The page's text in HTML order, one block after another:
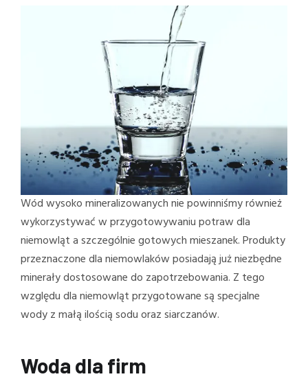
Wód wysoko mineralizowanych nie powinniśmy również
wykorzystywać w przygotowywaniu potraw dla
niemowląt a szczególnie gotowych mieszanek. Produkty
przeznaczone dla niemowlaków posiadają już niezbędne
minerały dostosowane do zapotrzebowania. Z tego
względu dla niemowląt przygotowane są specjalne
wody z małą ilością sodu oraz siarczanów.
Woda dla firm